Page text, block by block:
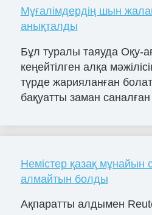
Мұғалімдердің шын
анықталды
Бұл туралы таяуда Оқу-
кеңейтілген алқа
түрде жарияланған
бақуатты заман
Немістер қазақ мұнайын
алмайтын болды
Ақпаратты алдымен